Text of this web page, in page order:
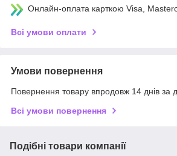
Онлайн-оплата карткою Visa,
Всі умови оплати
Умови повернення
Повернення товару впродовж 14 днів за
Всі умови повернення
Подібні товари компанії